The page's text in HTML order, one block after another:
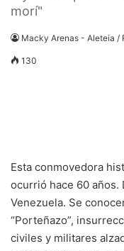
morí"
Macky Arenas - Aleteia /
130
Esta conmovedora
ocurrió hace 60
Venezuela. Se
“Porteñazo”,
civiles y militares